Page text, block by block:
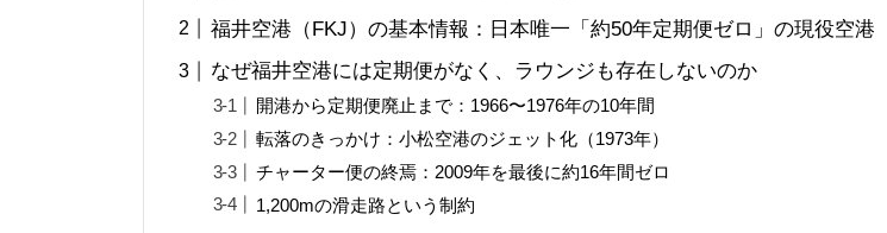
福井空港（FKJ）の基本情報：日本唯一「約50年定期便ゼロ」の現役空港
なぜ福井空港には定期便がなく、ラウンジも存在しないのか
開港から定期便廃止まで：1966〜1976年の10年間
転落のきっかけ：小松空港のジェット化（1973年）
チャーター便の終焉：2009年を最後に約16年間ゼロ
1,200mの滑走路という制約